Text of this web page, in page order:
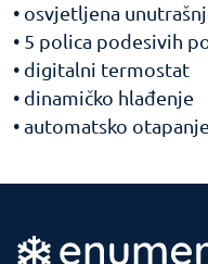
• osvjetljena
• 5 polica podesivih
• digitalni termostat
• dinamičko hlađenje
• automatsko otapanje